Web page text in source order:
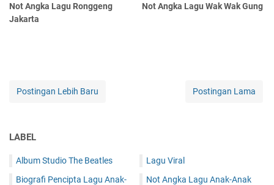
Not Angka Lagu Ronggeng
Jakarta
Not Angka Lagu Wak Wak Gung
Postingan Lebih Baru Postingan Lama
LABEL
Album Studio The Beatles
Biografi Pencipta Lagu Anak-
Lagu Viral
Not Angka Lagu Anak-Anak